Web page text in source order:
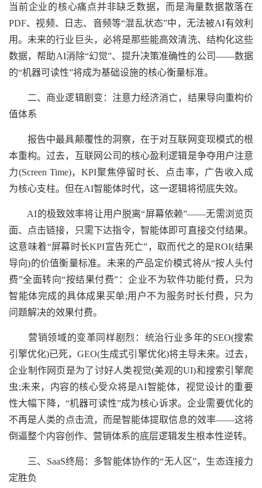
当前企业的核心痛点并非缺乏数据，而是海量数据散落在
PDF、视频、日志、音频等“混乱状态”中，无法被AI有效利
用。未来的行业巨头，必将是那些能高效清洗、结构化这些
数据，帮助AI消除“幻觉”、提升决策准确性的公司——数据
的“机器可读性”将成为基础设施的核心衡量标准。
二、商业逻辑剧变：注意力经济消亡，结果导向重构价
值体系
报告中最具颠覆性的洞察，在于对互联网变现模式的根
本重构。过去，互联网公司的核心盈利逻辑是争夺用户注意
力(Screen Time)，KPI聚焦停留时长、点击率，广告收入成
为核心支柱。但在AI智能体时代，这一逻辑将彻底失效。
AI的极致效率将让用户脱离“屏幕依赖”——无需浏览页
面、点击链接，只需下达指令，智能体即可直接交付结果。
这意味着“屏幕时长KPI宣告死亡”，取而代之的是ROI(结果
导向)的价值衡量标准。未来的产品定价模式将从“按人头付
费”全面转向“按结果付费”：企业不为软件功能付费，只为
智能体完成的具体成果买单;用户不为服务时长付费，只为
问题解决的效果付费。
营销领域的变革同样剧烈：统治行业多年的SEO(搜索
引擎优化)已死，GEO(生成式引擎优化)将主导未来。过去，
企业制作网页是为了讨好人类视觉(美观的UI)和搜索引擎爬
虫;未来，内容的核心受众将是AI智能体，视觉设计的重要
性大幅下降，“机器可读性”成为核心诉求。企业需要优化的
不再是人类的点击流，而是智能体提取信息的效率——这将
倒逼整个内容创作、营销体系的底层逻辑发生根本性逆转。
三、SaaS终局：多智能体协作的“无人区”，生态连接力
定胜负